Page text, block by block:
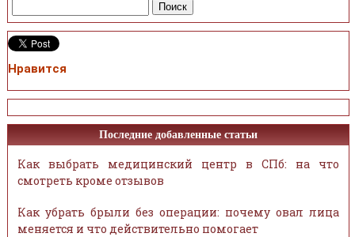
Нравится
Последние добавленные статьи
Как выбрать медицинский центр в СПб: на что
смотреть кроме отзывов
Как убрать брыли без операции: почему овал лица
меняется и что действительно помогает